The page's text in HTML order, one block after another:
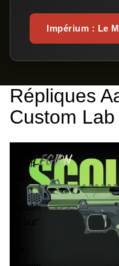
Impérium : Le
Répliques
Custom Lab
Airsoft
AAP-
Custom